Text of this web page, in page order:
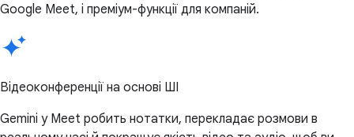
Google Meet, і преміум-функції для компаній.
Відеоконференції на основі ШІ
Gemini у Meet робить нотатки, перекладає розмови в